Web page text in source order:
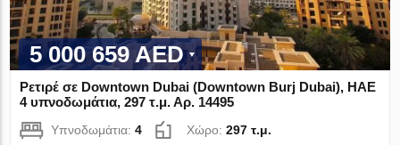
5 000 659 AED
Ρετιρέ σε Downtown Dubai (Downtown Burj Dubai), ΗΑΕ
4 υπνοδωμάτια, 297 τ.μ. Αρ. 14495
Υπνοδωμάτια:4 Χώρο:297 τ.μ.